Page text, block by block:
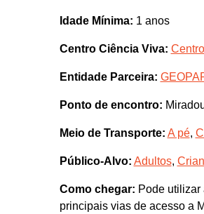
Idade Mínima: 1 anos
Centro Ciência Viva:
Entidade Parceira:
Ponto de encontro:
Meio de Transporte: A pé,
Público-Alvo: Adultos,
Como chegar: Pode utilizar
principais vias de acesso a